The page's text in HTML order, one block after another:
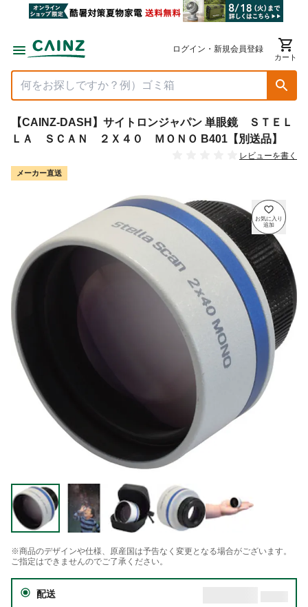
ログイン・新規会員登録
カート
【CAINZ-DASH】サイトロンジャパン 単眼鏡 ＳＴＥＬ
ＬＡ ＳＣＡＮ ２Ｘ４０ ＭＯＮＯ B401【別送品】
レビューを書く
メーカー直送
※商品のデザインや仕様、原産国は予告なく変更となる場合がございます。
ご指定はできませんのでご了承ください。
配送